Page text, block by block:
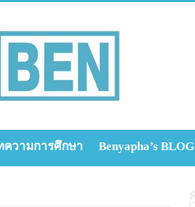
วามการศึกษา Benyapha’s BLOG